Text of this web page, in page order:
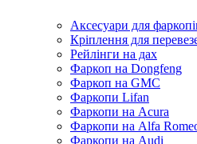
Аксесуари для
Кріплення для
Рейлінги на дах
Фаркоп на Dongfeng
Фаркоп на GMC
Фаркопи Lifan
Фаркопи на Acura
Фаркопи на Alfa
Фаркопи на Audi